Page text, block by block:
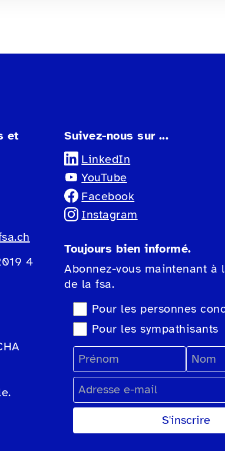
et
4
Suivez-nous sur ...
LinkedIn
YouTube
Facebook
Instagram
Toujours bien informé.
Abonnez-vous maintenant à
de la fsa.
Sélection du type de
Pour les personnes
Pour les sympathisants
Prénom
Nom
Adresse e-mail